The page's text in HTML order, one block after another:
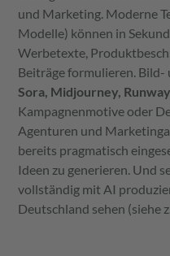
und Marketing. Moderne
Modelle) können in
Werbetexte,
Beiträge formulieren. Bild-
Sora, Midjourney, Runway
Kampagnenmotive oder
Agenturen und
bereits pragmatisch
Ideen zu generieren. Und
vollständig mit AI
Deutschland sehen (siehe